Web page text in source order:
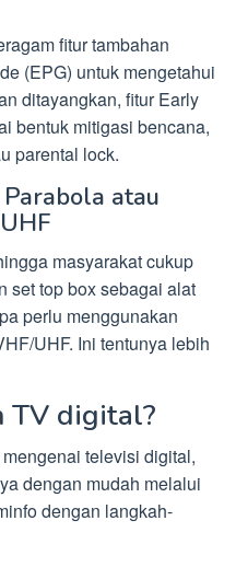
fitur tambahan
(EPG) untuk mengetahui
ditayangkan, fitur Early
bentuk mitigasi bencana,
parental lock.
atau
masyarakat cukup
set top box sebagai alat
perlu menggunakan
UHF. Ini tentunya lebih
TV digital?
televisi digital,
dengan mudah melalui
dengan langkah-